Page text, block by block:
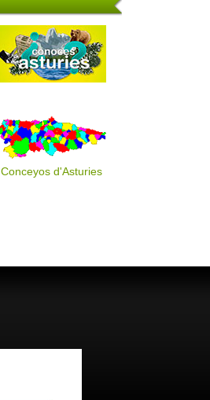
Conceyos d'Asturies